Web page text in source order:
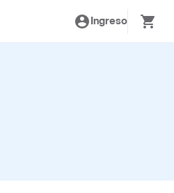
Ingreso